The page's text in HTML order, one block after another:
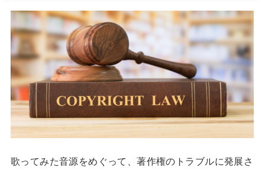
歌ってみた音源をめぐって、著作権のトラブルに発展さ